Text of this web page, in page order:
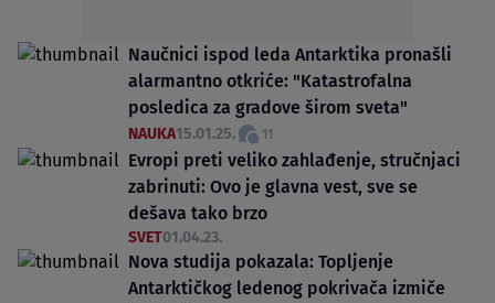
Naučnici ispod leda Antarktika pronašli
alarmantno otkriće: "Katastrofalna
posledica za gradove širom sveta"
NAUKA15.01.25. 11
Evropi preti veliko zahlađenje, stručnjaci
zabrinuti: Ovo je glavna vest, sve se
dešava tako brzo
SVET01.04.23.
Nova studija pokazala: Topljenje
Antarktičkog ledenog pokrivača izmiče